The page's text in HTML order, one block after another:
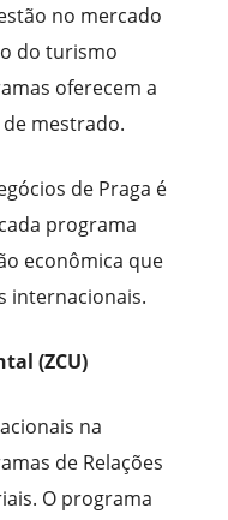
no mercado
do turismo
oferecem a
mestrado.
de Praga é
programa
econômica que
internacionais.
(ZCU)
na
de Relações
O programa